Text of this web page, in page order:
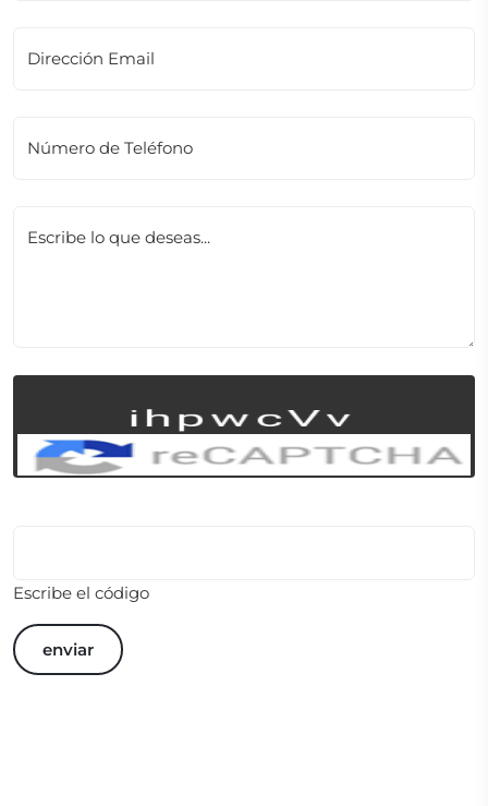
Dirección Email
Número de Teléfono
Escribe lo que deseas...
Escribe el código
enviar